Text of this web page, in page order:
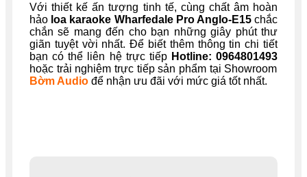
Với thiết kế ấn tượng tinh tế, cùng chất âm hoàn
hảo loa karaoke Wharfedale Pro Anglo-E15chắc
chắn sẽ mang đến cho bạn những giây phút thư
giãn tuyệt vời nhất. Để biết thêm thông tin chi tiết
bạn có thể liên hệ trực tiếp Hotline: 0964801493
hoặc trải nghiệm trực tiếp sản phẩm tại Showroom
Bờm Audio để nhận ưu đãi với mức giá tốt nhất.